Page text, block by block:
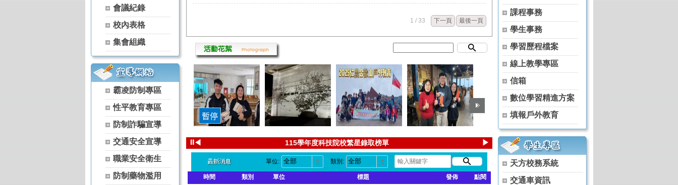
【115學年度升學榜單】恭喜 家政科 古羽涵【獨招】錄取 國立體育大學 體育學院體育推廣 原住民專班
【115學年度升學榜單】恭喜 農經科 吳秉原【獨招】錄取 國立屏東科技大學 科技農業學士學位學程(公費生)
【115學年度升學榜單】恭喜 農經科 林宏睿【獨招】錄取 國立暨南國際大學 智慧暨永續農業學士學位學程(公費生)
【115學年度升學榜單】恭喜 家政科 古羽涵【獨招】錄取 國立暨南國際大學 原住民文化產業與社會工作學士學位學程 (原住民族專班)
【115學年度升學榜單】恭喜 家政科 黃芊蓓【獨招】錄取 國立暨南國際大學 原住民文化產業與社會工作學士學位學程 (原住民族專班)
【115學年度升學榜單】恭喜 家政科 陳葦婕【獨招】錄取 國立暨南國際大學 原住民文化產業與社會工作學士學位學程 (原住民族專班)
【115學年度升學榜單】恭喜 家政科 陳啟恒【獨招】錄取 國立暨南國際大學 原住民文化產業與社會工作學士學位學程 (原住民族專班)
【115學年度升學榜單】恭喜 園藝科 李思華【獨招】錄取 國立暨南國際大學 原住民文化產業與社會工作學士學位學程 (原住民族專班)
【115學年度升學榜單】恭喜 家政科 古羽涵【獨招】錄取 彰化師範大學 高齡健康促進與照護管理 (原住民專班)
【115學年度升學榜單】恭喜 家政科 潘曉婷【獨招】錄取 國立暨南國際大學 高齡健康與長期照顧管理學士學位學程 (原住民族專班)
【115學年度升學榜單】恭喜 家政科 羅芷晴【獨招】錄取 國立暨南國際大學 高齡健康與長期照顧管理學士學位學程 (原住民族專班)
【115學年度升學榜單】恭喜 茶葉技術科 林天賜【獨招】錄取 國立暨南國際大學 高齡健康與長期照顧管理學士學位學程 (原住民族專班)
【115學年度升學榜單】恭喜 茶葉技術科 林天賦【獨招】錄取 國立暨南國際大學 高齡健康與長期照顧管理學士學位學程 (原住民族專班)
【115學年度升學榜單】恭喜 家政科 黃芊蓓【獨招】錄取 國立臺南護理專科學校 化妝品應用科
【115學年度升學榜單】恭喜 茶葉技術科 林天賦【獨招】錄取 國立台東專科學校 園藝暨景觀科
【115學年度升學榜單】恭喜 茶葉技術科 黃冠宇【獨招】錄取 國立中興大學進修班 生物產業管理系
會議紀錄
校內表格
集會組織
霸凌防制專區
性平教育專區
防制詐騙宣導
交通安全宣導
職業安全衛生
防制藥物濫用
1 / 33 下一頁 最後一頁
⏸◀
115學年度科技院校繁星錄取榜單
114學年度校車時刻表
校內無線網路認證說明
▶
單位: 類別:
時間 類別 單位 標題 發佈 點閱
課程事務
學生事務
學習歷程檔案
線上教學專區
信箱
數位學習精進方案
填報戶外教育
天方校務系統
交通車資訊